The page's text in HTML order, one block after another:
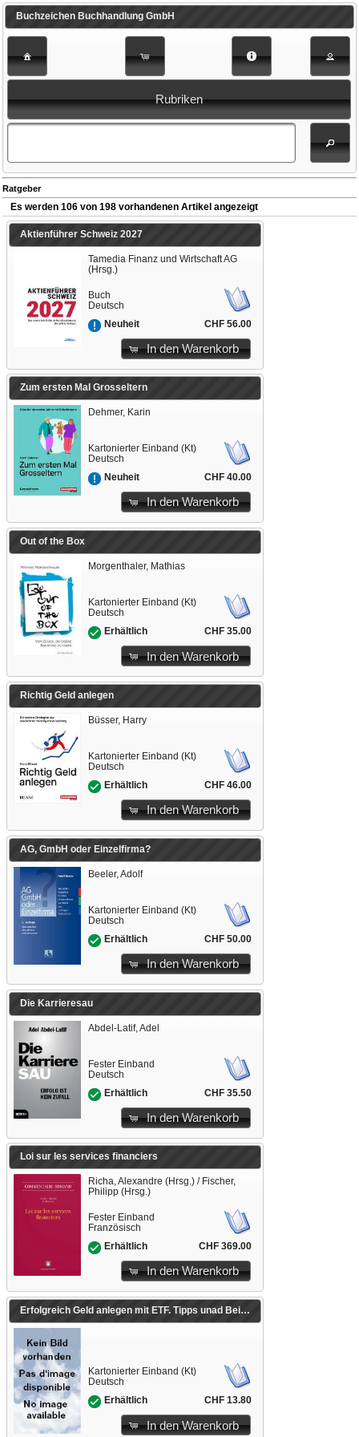
Buchzeichen Buchhandlung GmbH
Rubriken
Ratgeber
Es werden 106 von 198 vorhandenen Artikel angezeigt
Aktienführer Schweiz 2027
Tamedia Finanz und Wirtschaft AG
(Hrsg.)
Buch
Deutsch
Neuheit
CHF 56.00
In den Warenkorb
Zum ersten Mal Grosseltern
Dehmer, Karin
Kartonierter Einband (Kt)
Deutsch
Neuheit
CHF 40.00
In den Warenkorb
Out of the Box
Morgenthaler, Mathias
Kartonierter Einband (Kt)
Deutsch
Erhältlich
CHF 35.00
In den Warenkorb
Richtig Geld anlegen
Büsser, Harry
Kartonierter Einband (Kt)
Deutsch
Erhältlich
CHF 46.00
In den Warenkorb
AG, GmbH oder Einzelfirma?
Beeler, Adolf
Kartonierter Einband (Kt)
Deutsch
Erhältlich
CHF 50.00
In den Warenkorb
Die Karrieresau
Abdel-Latif, Adel
Fester Einband
Deutsch
Erhältlich
CHF 35.50
In den Warenkorb
Loi sur les services financiers
Richa, Alexandre (Hrsg.) / Fischer,
Philipp (Hrsg.)
Fester Einband
Französisch
Erhältlich
CHF 369.00
In den Warenkorb
Erfolgreich Geld anlegen mit ETF. Tipps unad Beispiele aus der Praxis
Kartonierter Einband (Kt)
Deutsch
Erhältlich
CHF 13.80
In den Warenkorb